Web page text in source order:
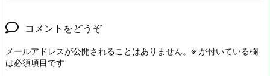
コメントをどうぞ
メールアドレスが公開されることはありません。 ※ が付いている欄
は必須項目です